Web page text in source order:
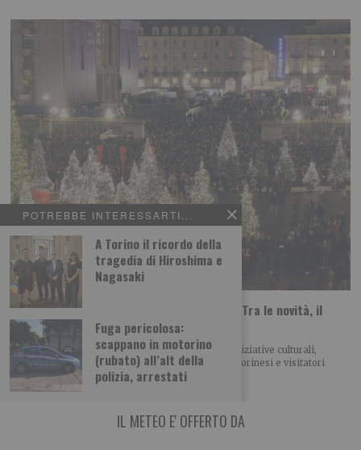
POTREBBE INTERESSARTI...
A Torino il ricordo della
tragedia di Hiroshima e
Nagasaki
Fuga pericolosa:
scappano in motorino
(rubato) all’alt della
polizia, arrestati
Torino, si pensa già a Natale e Capodanno. Tra le novità, il
boschetto natalizio in via Roma
Anche quest’anno appuntamenti, allestimenti e iniziative culturali,
artistiche e di intrattenimento accompagneranno torinesi e visitatori
IL METEO E' OFFERTO DA